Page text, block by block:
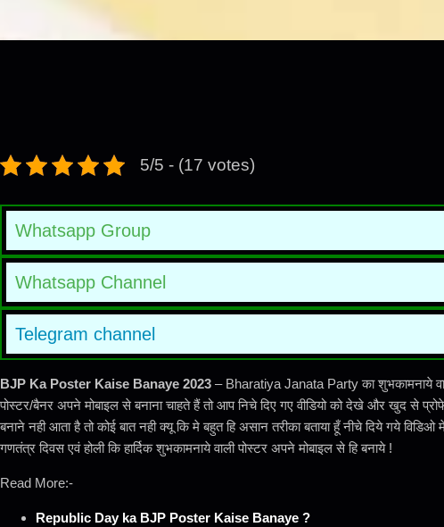
5/5 - (17 votes)
Whatsapp Group
Whatsapp Channel
Telegram channel
BJP Ka Poster Kaise Banaye 2023 – Bharatiya Janata Party का शुभकामनाये
पोस्टर/बैनर अपने मोबाइल से बनाना चाहते हैं तो आप निचे दिए गए वीडियो को देखे और खुद से
बनाने नही आता है तो कोई बात नही क्यू कि मे बहुत हि असान तरीका बताया हूँ नीचे दिये गये
गणतंत्र दिवस एवं होली कि हार्दिक शुभकामनाये वाली पोस्टर अपने मोबाइल से हि बनाये !
Read More:-
Republic Day ka BJP Poster Kaise Banaye ?